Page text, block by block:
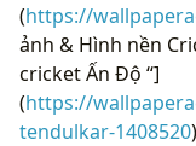
(https://
ảnh & Hình nền
cricket Ấn Độ “]
(https://
tendulkar-1408520)